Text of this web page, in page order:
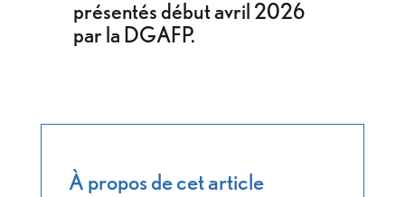
présentés début avril 2026
par la DGAFP.
À propos de cet article